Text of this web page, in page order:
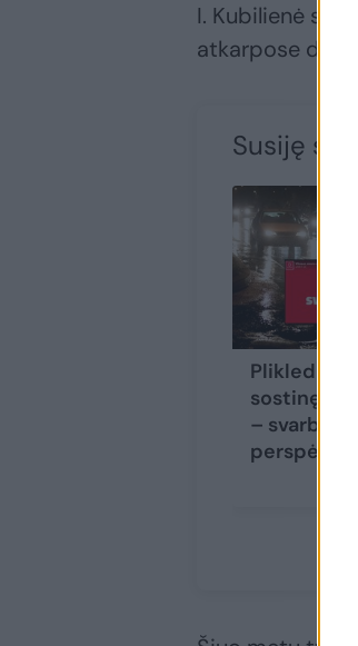
I. Kubilienė
atkarpose
Susiję
Plikledis
sostinę:
– svarbus
perspėjimas